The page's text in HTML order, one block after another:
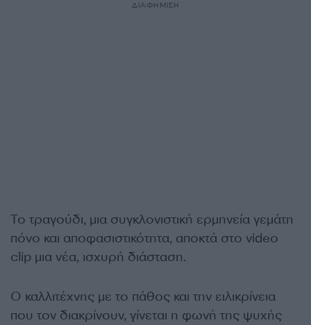
ΔΙΑΦΗΜΙΣΗ
Το τραγούδι, μια συγκλονιστική ερμηνεία γεμάτη
πόνο και αποφασιστικότητα, αποκτά στο video
clip μια νέα, ισχυρή διάσταση.
Ο καλλιτέχνης με το πάθος και την ειλικρίνεια
που τον διακρίνουν, γίνεται η φωνή της ψυχής